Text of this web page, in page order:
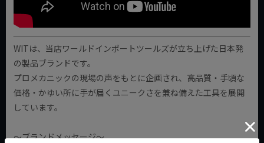
WITは、当店ワールドインポートツールズが立ち上げた日本発
の製品ブランドです。
プロメカニックの現場の声をもとに企画され、高品質・手頃な
価格・かゆい所に手が届くユニークさを兼ね備えた工具を展開
しています。
～ブランドメッセージ～